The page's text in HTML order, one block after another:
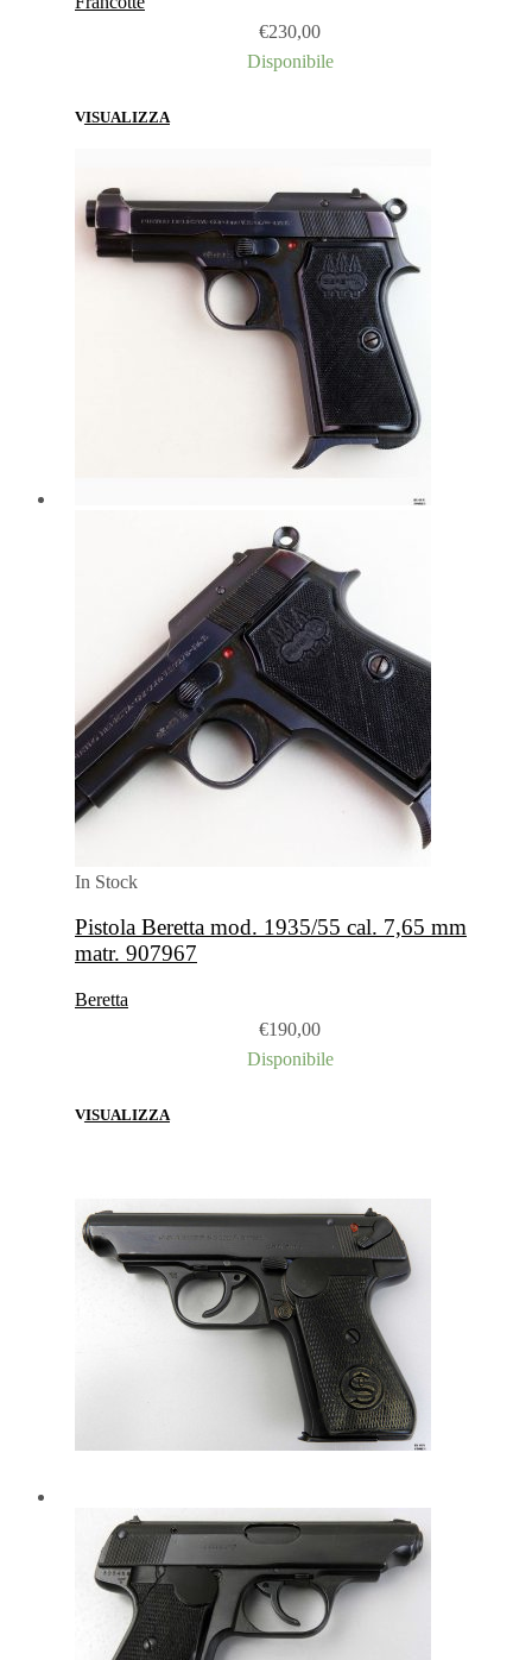
€230,00
Disponibile
VISUALIZZA
In Stock
Pistola Beretta mod. 1935/55 cal. 7,65 mm
matr. 907967
Beretta
€190,00
Disponibile
VISUALIZZA